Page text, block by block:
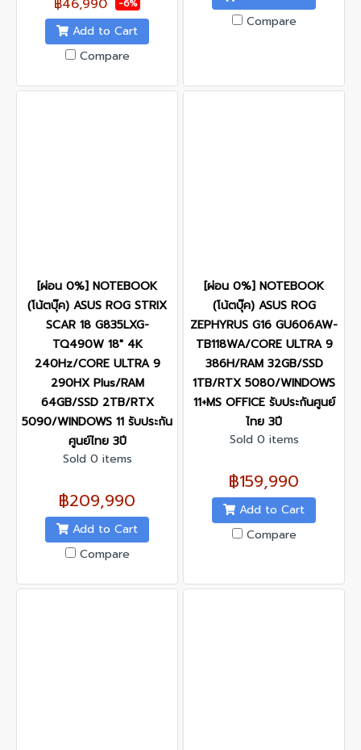
฿46,990 -6%
Add to Cart
Compare
Compare
[ผ่อน 0%] NOTEBOOK
(โน้ตบุ๊ค) ASUS ROG STRIX
SCAR 18 G835LXG-
TQ490W 18" 4K
240Hz/CORE ULTRA 9
290HX Plus/RAM
64GB/SSD 2TB/RTX
5090/WINDOWS 11 รับประกัน
ศูนย์ไทย 3ปี
Sold 0 items
฿209,990
Add to Cart
Compare
[ผ่อน 0%] NOTEBOOK
(โน้ตบุ๊ค) ASUS ROG
ZEPHYRUS G16 GU606AW-
TB118WA/CORE ULTRA 9
386H/RAM 32GB/SSD
1TB/RTX 5080/WINDOWS
11+MS OFFICE รับประกันศูนย์
ไทย 3ปี
Sold 0 items
฿159,990
Add to Cart
Compare